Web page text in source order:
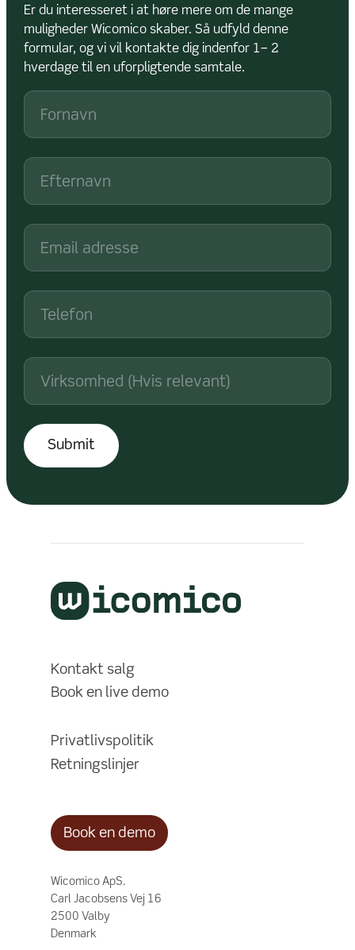
Er du interesseret i at høre mere om de mange
muligheder Wicomico skaber. Så udfyld denne
formular, og vi vil kontakte dig indenfor 1– 2
hverdage til en uforpligtende samtale.
Kontakt salg
Book en live demo
Privatlivspolitik
Retningslinjer
Book en demo
Wicomico ApS.
Carl Jacobsens Vej 16
2500 Valby
Denmark